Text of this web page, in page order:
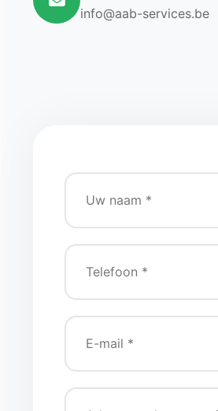
info@aab-services.be